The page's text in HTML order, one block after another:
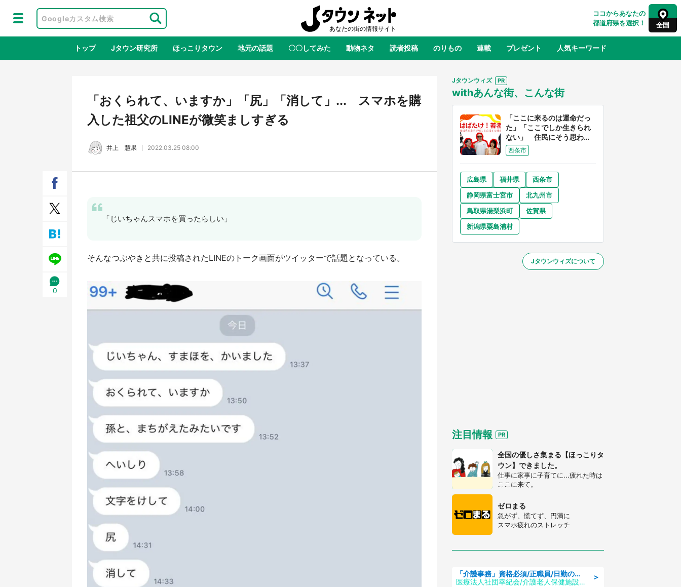
ココからあなたの
都道府県を選択！
全国
全国 全国
東北 岩手 宮城 山形 福島
千葉 東京 神奈川
奈良 和歌山
山口
大分 宮崎
トップ Jタウン研究所 ほっこりタウン 地元の話題 〇〇してみた 動物ネタ 読者投稿 のりもの 連載 プレゼント 人気キーワード
地域×二次元 絶景 あの時はありがとう 物語がはじまる町へ ふるさと納税
鳥取・境港「ゲゲゲの妖怪楽園」限定
だった鬼太郎グッズ買える 銀座・博
品館TOY PARKへ急げ【8／8～31】
が生産されてます【7／31～1／31】
『薬屋のひとりごと』の〝舞〟の世界
日向翔陽＆影山飛雄が笹かまを食べ
る！ アニメ『ハイキュー！！』×老
舗「鐘崎」コラボで限定グッズも【8
／1～31】
「おくられて、いますか」「尻」「消して」... スマホを購
入した祖父のLINEが微笑ましすぎる
井上 慧果 2022.03.25 08:00
0
「じいちゃんスマホを買ったらしい」
そんなつぶやきと共に投稿されたLINEのトーク画面がツイッターで話題となっている。
Jタウンウィズ
withあんな街、こんな街
「ここに来るのは運命だっ
た」「ここでしか生きられ
ない」 住民にそう思わせ
る離島「粟島」の魅力【移
住婚受付中】
西条市
広島県 福井県
西条市
静岡県富士宮市
北九州市
鳥取県湯梨浜町
佐賀県
新潟県粟島浦村
Jタウンウィズについて
注目情報
全国の優しさ集まる【ほっこりタ
ウン】できました。
仕事に家事に子育てに...疲れた時は
ここに来て。
ゼロまる
急がず、慌てず、円満に
スマホ疲れのストレッチ
＞
「介護事務」資格必須/正職員/日勤のみ/介護老人保健施設
医療法人社団幸紀会/介護老人保健施設 グリーンビラ安江